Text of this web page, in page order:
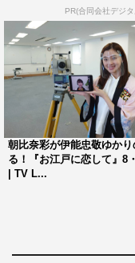
PR(合同会社デジ
朝比奈彩が伊能忠敬ゆかり
る！『お江戸に恋して』8
| TV L...